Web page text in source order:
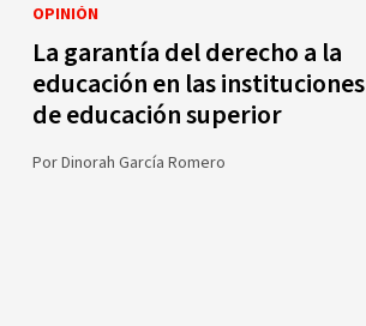
OPINIÓN
La garantía del derecho a la
educación en las instituciones
de educación superior
PorDinorah García Romero